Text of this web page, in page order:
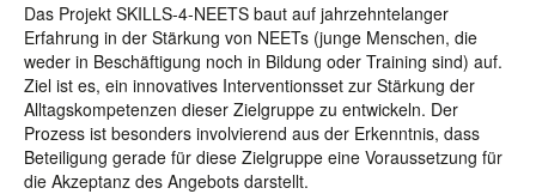
Das Projekt SKILLS-4-NEETS baut auf jahrzehntelanger
Erfahrung in der Stärkung von NEETs (junge Menschen, die
weder in Beschäftigung noch in Bildung oder Training sind) auf.
Ziel ist es, ein innovatives Interventionsset zur Stärkung der
Alltagskompetenzen dieser Zielgruppe zu entwickeln. Der
Prozess ist besonders involvierend aus der Erkenntnis, dass
Beteiligung gerade für diese Zielgruppe eine Voraussetzung für
die Akzeptanz des Angebots darstellt.